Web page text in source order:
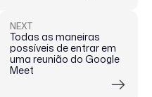
NEXT
Todas as maneiras
possíveis de entrar em
uma reunião do Google
Meet